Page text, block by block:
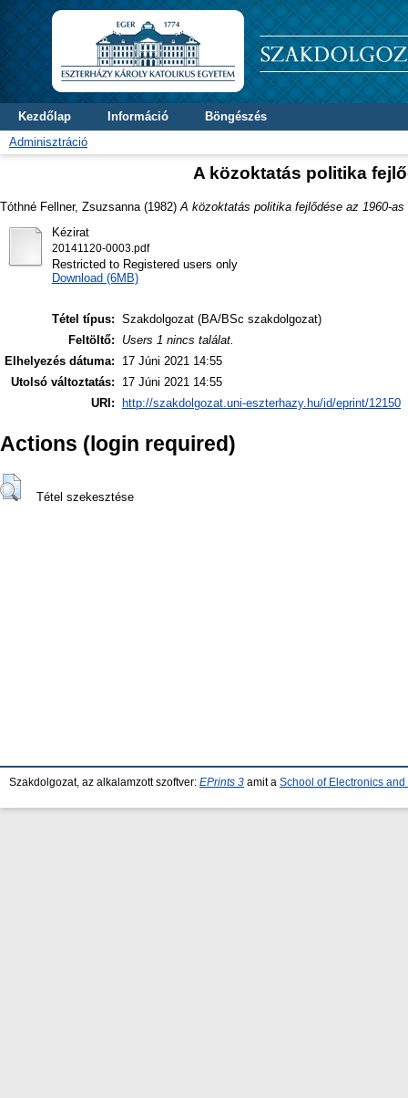
Kezdőlap Információ
Böngészés
Adminisztráció
A közoktatás politika
Tóthné Fellner, Zsuzsanna (1982) A közoktatás politika fejlődése az 1960-
Kézirat
20141120-0003.pdf
Restricted to Registered users only
Download (6MB)
Tétel típus: Szakdolgozat (BA/BSc szakdolgozat)
Feltöltő:
Users 1 nincs találat.
Elhelyezés dátuma:
17 Júni 2021 14:55
Utolsó változtatás:
17 Júni 2021 14:55
URI:
http://szakdolgozat.uni-eszterhazy.hu/id/eprint/12150
Actions (login required)
Tétel szekesztése
Szakdolgozat, az alkalamzott szoftver: EPrints 3 amit a School of Electronics